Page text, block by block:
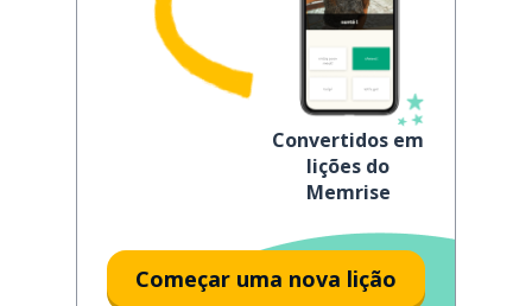
Convertidos em
lições do
Memrise
Começar uma nova lição